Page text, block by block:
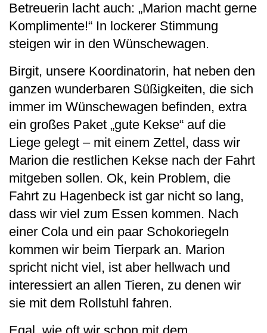
Betreuerin lacht auch: „Marion macht gerne
Komplimente!“ In lockerer Stimmung
steigen wir in den Wünschewagen.
Birgit, unsere Koordinatorin, hat neben den
ganzen wunderbaren Süßigkeiten, die sich
immer im Wünschewagen befinden, extra
ein großes Paket „gute Kekse“ auf die
Liege gelegt – mit einem Zettel, dass wir
Marion die restlichen Kekse nach der Fahrt
mitgeben sollen. Ok, kein Problem, die
Fahrt zu Hagenbeck ist gar nicht so lang,
dass wir viel zum Essen kommen. Nach
einer Cola und ein paar Schokoriegeln
kommen wir beim Tierpark an. Marion
spricht nicht viel, ist aber hellwach und
interessiert an allen Tieren, zu denen wir
sie mit dem Rollstuhl fahren.